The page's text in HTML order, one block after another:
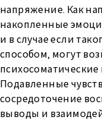
напряжение. Как
накопленные
и в случае если
способом, могут
психосоматические
Подавленные
сосредоточение
выводы и